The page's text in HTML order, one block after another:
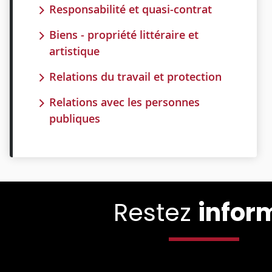
Responsabilité et quasi-contrat
Biens - propriété littéraire et
artistique
Relations du travail et protection
Relations avec les personnes
publiques
Restez